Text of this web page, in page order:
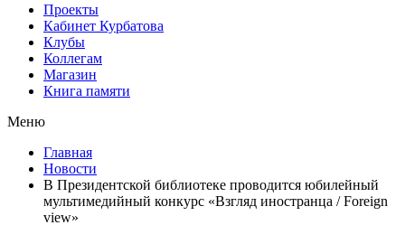
Проекты
Кабинет Курбатова
Клубы
Коллегам
Магазин
Книга памяти
Меню
Главная
Новости
В Президентской библиотеке проводится юбилейный
мультимедийный конкурс «Взгляд иностранца / Foreign
view»